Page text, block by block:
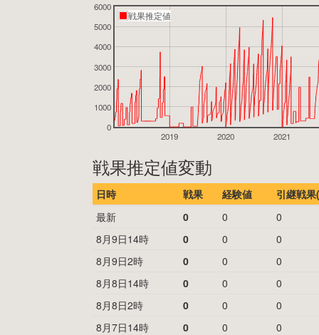
2019 2020 2021
0
1000
2000
3000
4000
5000
6000
戦果推定値
戦果推定値変動
日時 戦果 経験値
引継戦
最新
0 0
0
8月9日14時
0 0
0
8月9日2時
0 0
0
8月8日14時
0 0
0
8月8日2時
0 0
0
8月7日14時
0 0
0